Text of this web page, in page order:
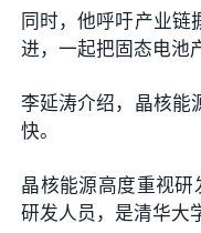
同时，他呼吁产业链
进，一起把固态电池
李延涛介绍，晶核能
快。
晶核能源高度重视研
研发人员，是清华大